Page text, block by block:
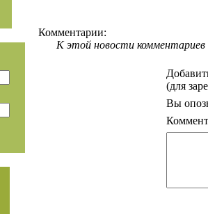
Комментарии:
К этой новости комментариев
(для
Вы